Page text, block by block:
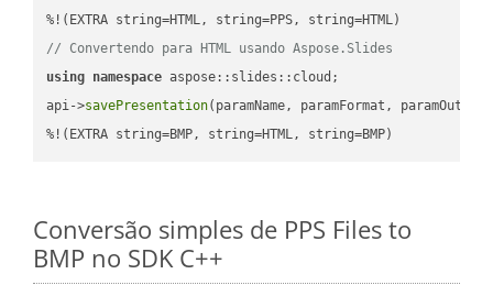
// Convertendo para HTML usando Aspose.Slides
using namespace aspose::slides::cloud;
api->savePresentation(paramName, paramFormat,
%!(EXTRA string=BMP, string=HTML, string=BMP)
Conversão simples de PPS Files to
BMP no SDK C++